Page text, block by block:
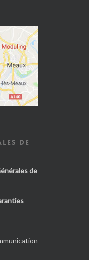
DE
de